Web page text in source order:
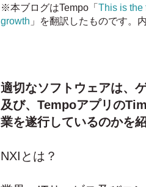
※本ブログはTempo「 This is the
growth 」を翻訳したものです。
適切なソフトウェアは、
及び、Tempoアプリの
業を遂行しているのかを
NXIとは？